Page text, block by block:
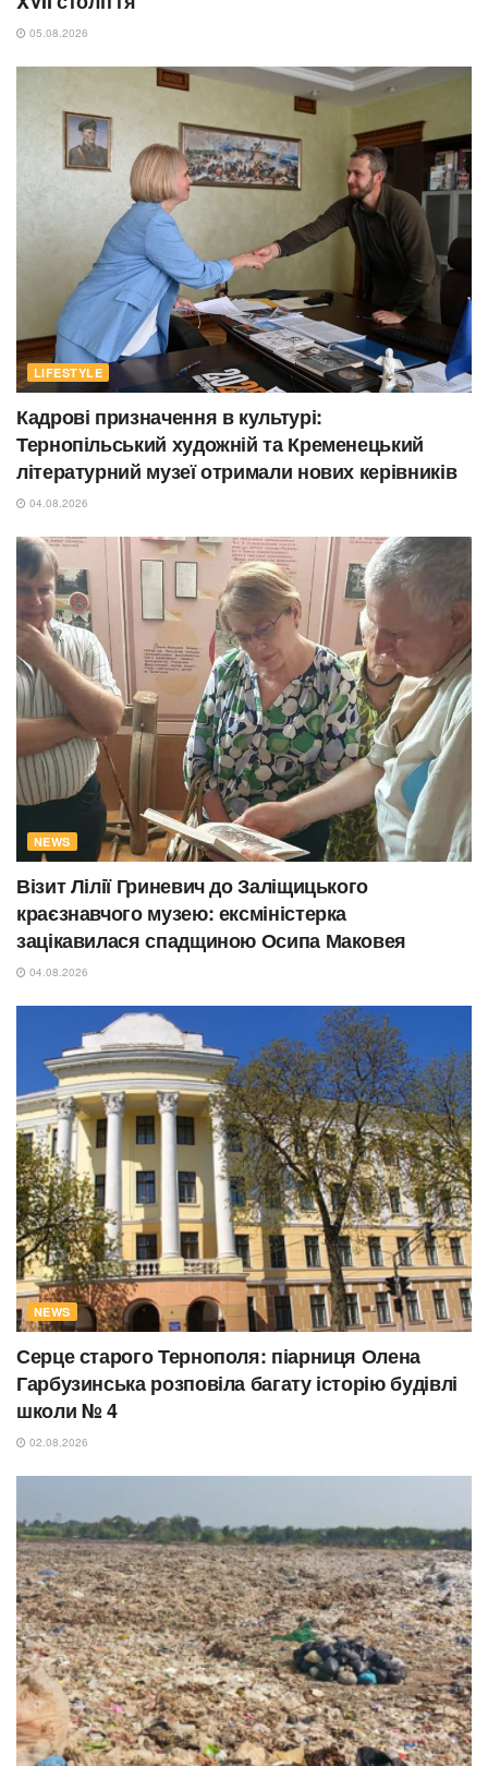
05.08.2026
LIFESTYLE
Кадрові призначення в культурі:
Тернопільський художній та Кременецький
літературний музеї отримали нових керівників
04.08.2026
NEWS
Візит Лілії Гриневич до Заліщицького
краєзнавчого музею: ексміністерка
зацікавилася спадщиною Осипа Маковея
04.08.2026
NEWS
Серце старого Тернополя: піарниця Олена
Гарбузинська розповіла багату історію будівлі
школи № 4
02.08.2026